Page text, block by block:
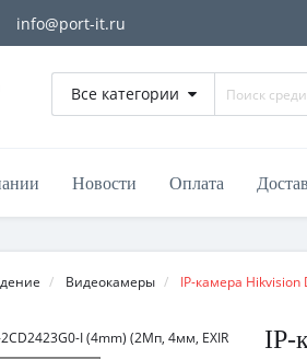
info@port-it.ru
Все категории
Новости Оплата
Видеокамеры IP-камера Hikvision
IP-